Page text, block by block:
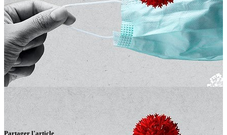
Partager l'article